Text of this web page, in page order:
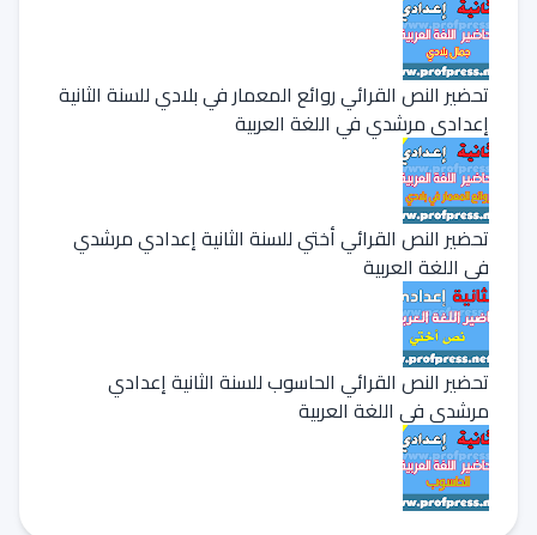
تحضير النص القرائي روائع المعمار في بلادي للسنة الثانية
إعدادي مرشدي في اللغة العربية
تحضير النص القرائي أختي للسنة الثانية إعدادي مرشدي
في اللغة العربية
تحضير النص القرائي الحاسوب للسنة الثانية إعدادي
مرشدي في اللغة العربية